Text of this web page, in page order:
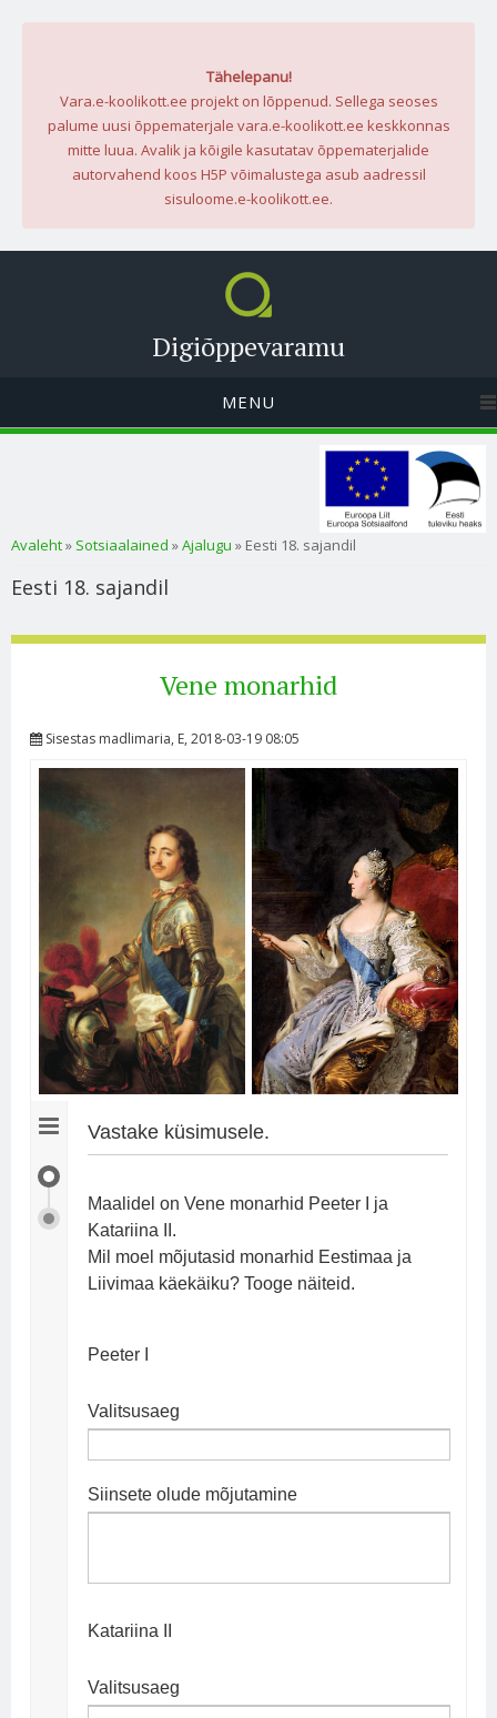
Tähelepanu!
Vara.e-koolikott.ee projekt on lõppenud. Sellega seoses
palume uusi õppematerjale vara.e-koolikott.ee keskkonnas
mitte luua. Avalik ja kõigile kasutatav õppematerjalide
autorvahend koos H5P võimalustega asub aadressil
sisuloome.e-koolikott.ee.
Digiõppevaramu
MENU
Sa oled siin
Avaleht» Sotsiaalained »Ajalugu » Eesti 18. sajandil
Eesti 18. sajandil
Vene monarhid
Sisestas madlimaria, E, 2018-03-19 08:05